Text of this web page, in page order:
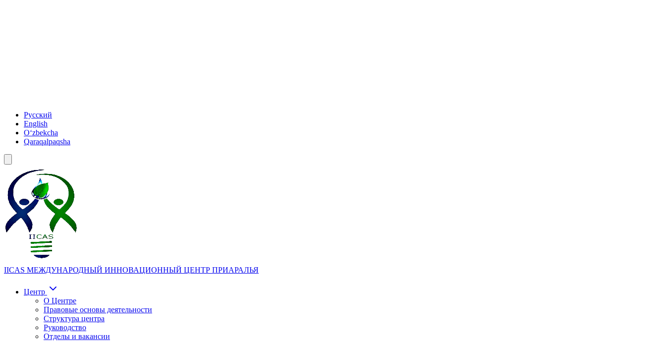
Русский
English
Oʻzbekcha
Qaraqalpaqsha
IICAS МЕЖДУНАРОДНЫЙ ИННОВАЦИОННЫЙ ЦЕНТР ПРИАРАЛЬЯ
Центр
О Центре
Правовые основы деятельности
Структура центра
Руководство
Отделы и вакансии